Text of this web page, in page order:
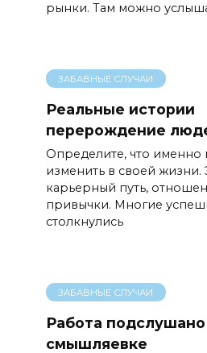
рынки. Там можно
ЗАБАВНЫЕ СЛУЧАИ
Реальные истории
перерождение
Определите, что именно
изменить в своей жизни.
карьерный путь,
привычки. Многие
столкнулись
ЗАБАВНЫЕ СЛУЧАИ
Работа подслушано
смышляевке